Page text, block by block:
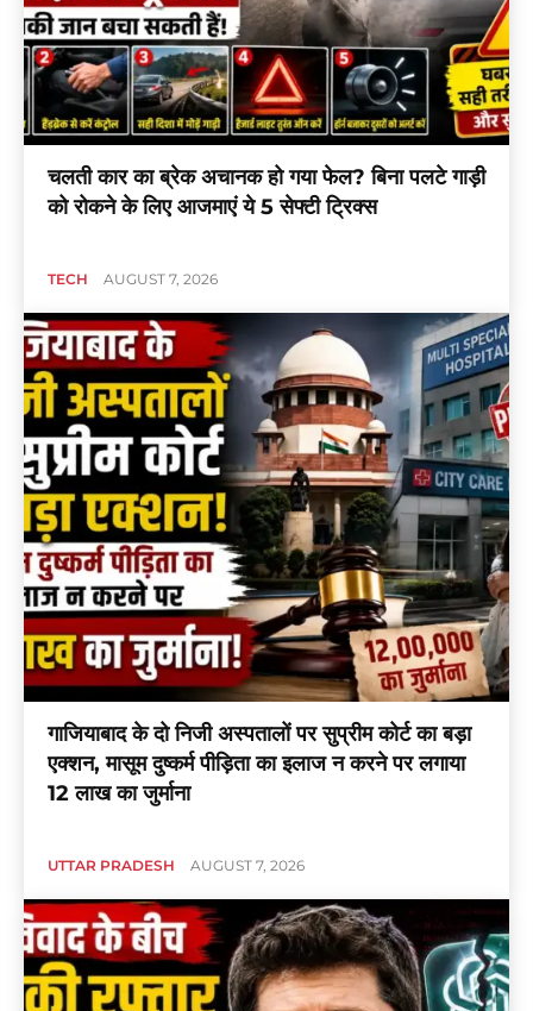
चलती कार का ब्रेक अचानक हो गया फेल? बिना पलटे गाड़ी
को रोकने के लिए आजमाएं ये 5 सेफ्टी ट्रिक्स
TECH AUGUST 7, 2026
गाजियाबाद के दो निजी अस्पतालों पर सुप्रीम कोर्ट का बड़ा
एक्शन, मासूम दुष्कर्म पीड़िता का इलाज न करने पर लगाया
12 लाख का जुर्माना
UTTAR PRADESH AUGUST 7, 2026